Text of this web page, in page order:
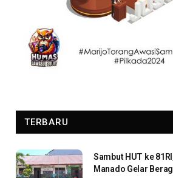
TERBARU
Sambut HUT ke
Manado Gelar